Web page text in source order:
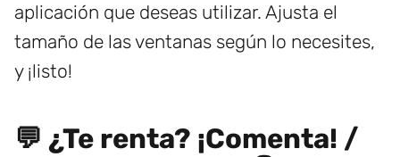
aplicación que deseas utilizar. Ajusta el
tamaño de las ventanas según lo necesites,
y ¡listo!
💬 ¿Te renta? ¡Comenta! /